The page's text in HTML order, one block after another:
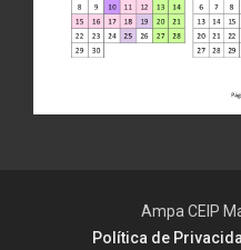
Ampa CEIP
Política de